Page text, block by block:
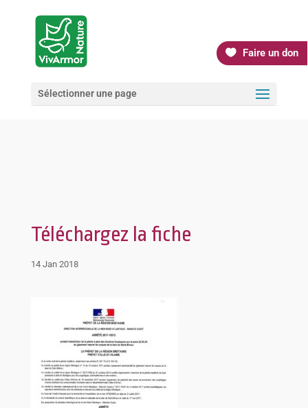
Faire un don
Sélectionner une page
Téléchargez la fiche
14 Jan 2018